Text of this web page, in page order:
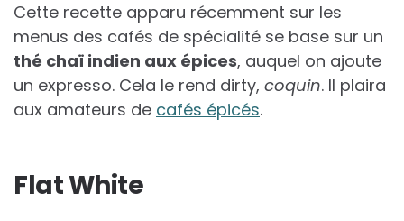
Cette recette apparu récemment sur les
menus des cafés de spécialité se base sur un
thé chaï indien aux épices, auquel on ajoute
un expresso. Cela le rend dirty, coquin. Il plaira
aux amateurs de cafés épicés.
Flat White